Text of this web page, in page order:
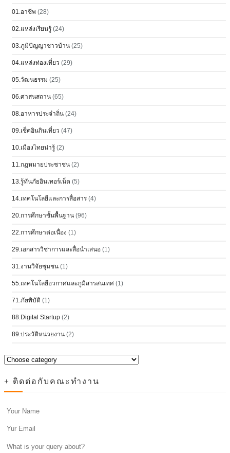
01.อาชีพ (28)
02.แหล่งเรียนรู้ (24)
03.ภูมิปัญญาชาวบ้าน (25)
04.แหล่งท่องเที่ยว (29)
05.วัฒนธรรม (25)
06.ศาสนสถาน (65)
08.อาหารประจำถิ่น (24)
09.เช็คอินกินเที่ยว (47)
10.เมืองไทยน่ารู้ (2)
11.กฏหมายประชาชน (2)
13.รู้ทันภัยอินเทอร์เน็ต (5)
14.เทคโนโลยีและการสื่อสาร (4)
20.การศึกษาขั้นพื้นฐาน (96)
22.การศึกษาต่อเนื่อง (1)
29.เอกสารวิชาการและสื่อนำเสนอ (1)
31.งานวิจัยชุมชน (1)
55.เทคโนโลยีอวกาศและภูมิสารสนเทศ (1)
71.ภัยพิบัติ (1)
88.Digital Startup (2)
89.ประวัติหน่วยงาน (2)
+ ติดต่อกับคณะทำงาน